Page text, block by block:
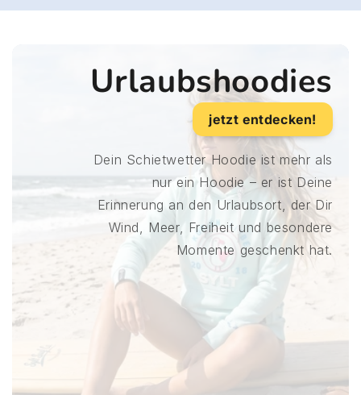
Urlaubshoodies
jetzt entdecken!
Dein Schietwetter Hoodie ist mehr als
nur ein Hoodie – er ist Deine
Erinnerung an den Urlaubsort, der Dir
Wind, Meer, Freiheit und besondere
Momente geschenkt hat.